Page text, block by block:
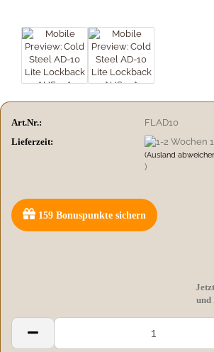
Art.Nr.:
FLAD10
Lieferzeit:
(Ausland
)
159 Bonuspunkte sichern
und